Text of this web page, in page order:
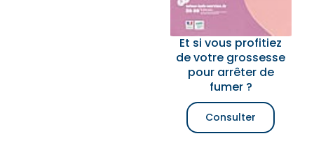
Et si vous profitiez
de votre grossesse
pour arrêter de
fumer ?
Consulter